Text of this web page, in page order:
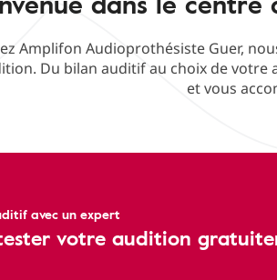
Amplifon Audioprothésiste Guer,
Du bilan auditif au choix de
et vous
avec un expert
votre audition